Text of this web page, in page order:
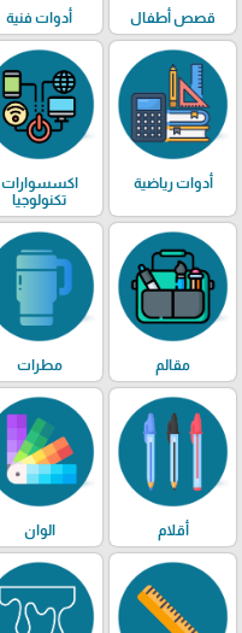
قصص أطفال أدوات فنية
أدوات رياضية
اكسسوارات
تكنولوجيا
مقالم مطرات
أقلام الوان